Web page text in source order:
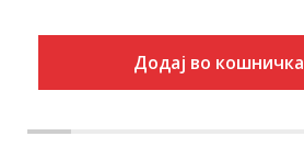
Додај во кошничка